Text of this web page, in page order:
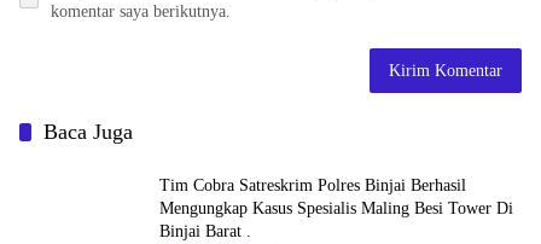
komentar saya berikutnya.
Baca Juga
Tim Cobra Satreskrim Polres Binjai Berhasil
Mengungkap Kasus Spesialis Maling Besi Tower Di
Binjai Barat .